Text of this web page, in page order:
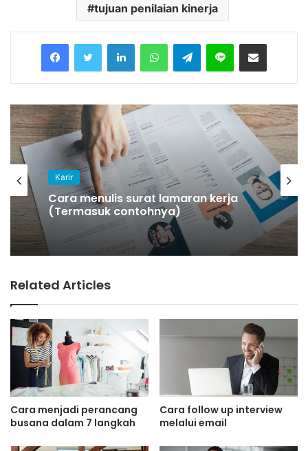
tujuan penilaian kinerja
Telegram
Karir
Cara menulis surat lamaran kerja
(Termasuk contohnya)
Related Articles
Cara menjadi perancang
busana dalam 7 langkah
Cara follow up interview
melalui email